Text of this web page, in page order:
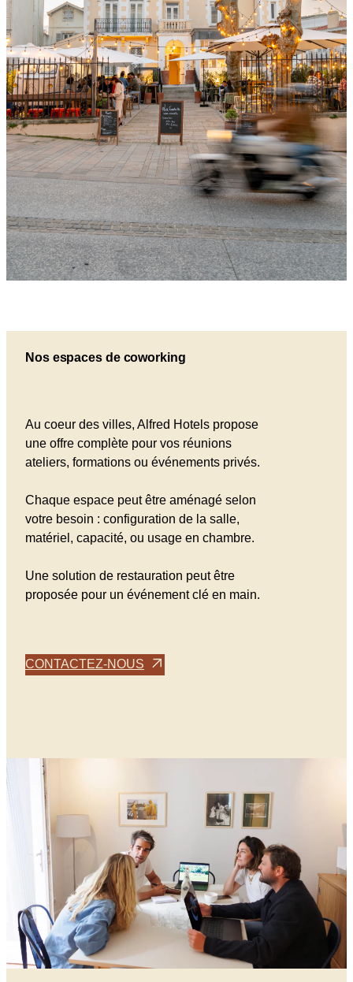
Nos espaces de coworking
Au coeur des villes, Alfred Hotels propose
une offre complète pour vos réunions
ateliers, formations ou événements privés.
Chaque espace peut être aménagé selon
votre besoin : configuration de la salle,
matériel, capacité, ou usage en chambre.
Une solution de restauration peut être
proposée pour un événement clé en main.
CONTACTEZ-NOUS